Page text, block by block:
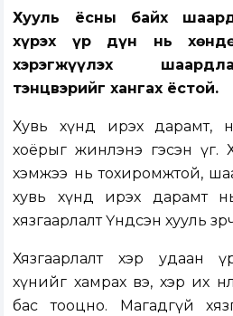
Хууль ёсны байх
хүрэх үр дүн нь
хэрэгжүүлэх
тэнцвэрийг хангах ёстой.
Хувь хүнд ирэх дарамт,
хоёрыг жинлэнэ гэсэн үг.
хэмжээ нь тохиромжтой,
хувь хүнд ирэх дарамт
хязгаарлалт Үндсэн хууль
Хязгаарлалт хэр удаан
хүнийг хамрах вэ, хэр их
бас тооцно. Магадгүй